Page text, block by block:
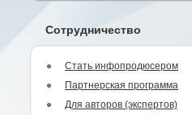
Сотрудничество
Стать инфопродюсером
Партнерская программа
Для авторов (экспертов)